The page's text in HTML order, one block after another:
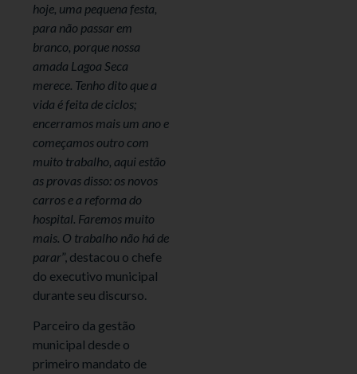
hoje, uma pequena festa,
para não passar em
branco, porque nossa
amada Lagoa Seca
merece. Tenho dito que a
vida é feita de ciclos;
encerramos mais um ano e
começamos outro com
muito trabalho, aqui estão
as provas disso: os novos
carros e a reforma do
hospital. Faremos muito
mais. O trabalho não há de
parar”, destacou o chefe
do executivo municipal
durante seu discurso.
Parceiro da gestão
municipal desde o
primeiro mandato de